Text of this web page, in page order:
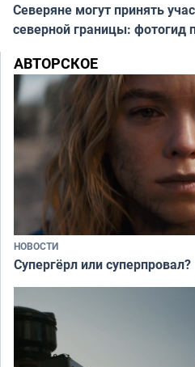
Северяне могут принять
северной границы: фотогид
АВТОРСКОЕ
НОВОСТИ
Супергёрл или суперпровал?